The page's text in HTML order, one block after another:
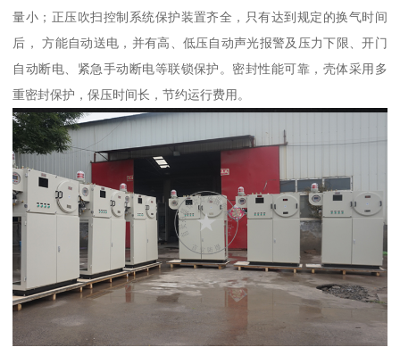
量小；正压吹扫控制系统保护装置齐全，只有达到规定的换气时间
后， 方能自动送电，并有高、低压自动声光报警及压力下限、开门
自动断电、紧急手动断电等联锁保护。密封性能可靠，壳体采用多
重密封保护，保压时间长，节约运行费用。